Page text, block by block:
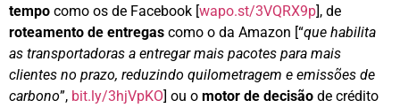
tempo como os de Facebook [wapo.st/3VQRX9p], de
roteamento de entregas como o da Amazon [“que habilita
as transportadoras a entregar mais pacotes para mais
clientes no prazo, reduzindo quilometragem e emissões de
carbono”, bit.ly/3hjVpKO] ou o motor de decisão de crédito